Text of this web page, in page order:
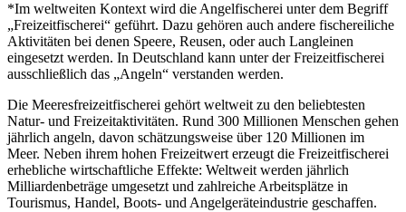
*Im weltweiten Kontext wird die Angelfischerei unter dem Begriff
„Freizeitfischerei“ geführt. Dazu gehören auch andere fischereiliche
Aktivitäten bei denen Speere, Reusen, oder auch Langleinen
eingesetzt werden. In Deutschland kann unter der Freizeitfischerei
ausschließlich das „Angeln“ verstanden werden.
Die Meeresfreizeitfischerei gehört weltweit zu den beliebtesten
Natur- und Freizeitaktivitäten. Rund 300 Millionen Menschen gehen
jährlich angeln, davon schätzungsweise über 120 Millionen im
Meer. Neben ihrem hohen Freizeitwert erzeugt die Freizeitfischerei
erhebliche wirtschaftliche Effekte: Weltweit werden jährlich
Milliardenbeträge umgesetzt und zahlreiche Arbeitsplätze in
Tourismus, Handel, Boots- und Angelgeräteindustrie geschaffen.